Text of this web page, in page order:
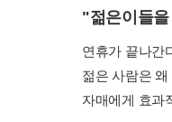
"젊은이들
연휴가 끝나간
젊은 사람은
자매에게 효과